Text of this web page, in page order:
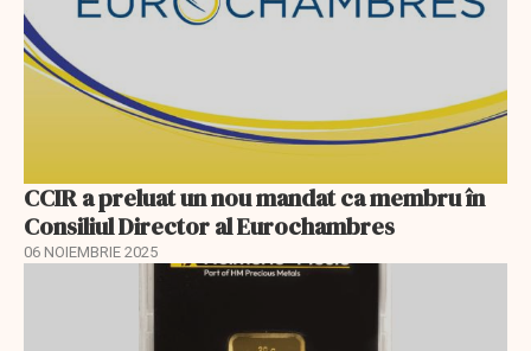
CCIR a preluat un nou mandat ca membru în
Consiliul Director al Eurochambres
06 NOIEMBRIE 2025